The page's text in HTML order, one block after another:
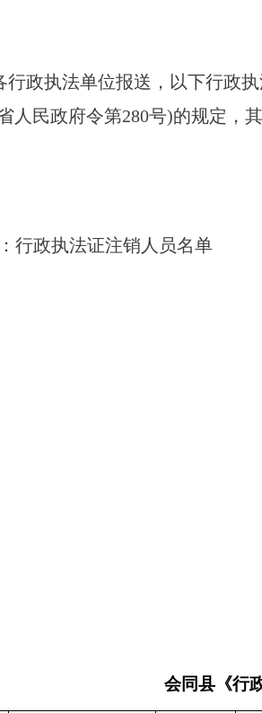
行政执法单位报送，以下行政
人民政府令第280号)的规定，
行政执法证注销人员名单
会同县《行